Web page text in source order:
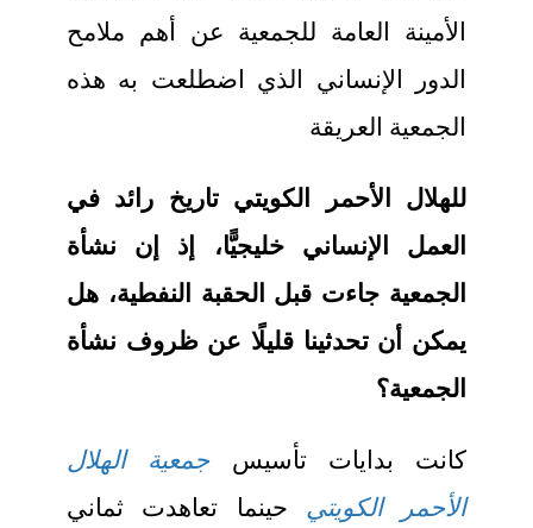
الأمينة العامة للجمعية عن أهم ملامح
الدور الإنساني الذي اضطلعت به هذه
الجمعية العريقة
للهلال الأحمر الكويتي تاريخ رائد في
العمل الإنساني خليجيًّا، إذ إن نشأة
الجمعية جاءت قبل الحقبة النفطية، هل
يمكن أن تحدثينا قليلًا عن ظروف نشأة
الجمعية؟
كانت بدايات تأسيسجمعية الهلال
الأحمر الكويتي حينما تعاهدت ثماني